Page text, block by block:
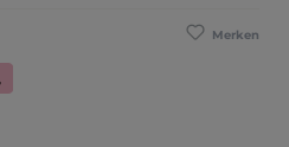
Merken
Debitkarte
(Rechnung / Ratenkauf / Sofort)